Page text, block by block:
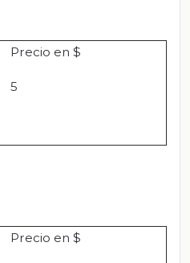
Precio en $
5
Precio en $